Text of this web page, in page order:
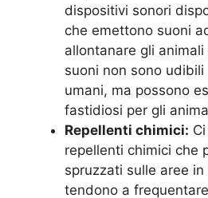
dispositivi sonori
che emettono suoni
allontanare gli
suoni non sono udibili
umani, ma possono
fastidiosi per gli
Repellenti chimici:
repellenti chimici che
spruzzati sulle aree
tendono a